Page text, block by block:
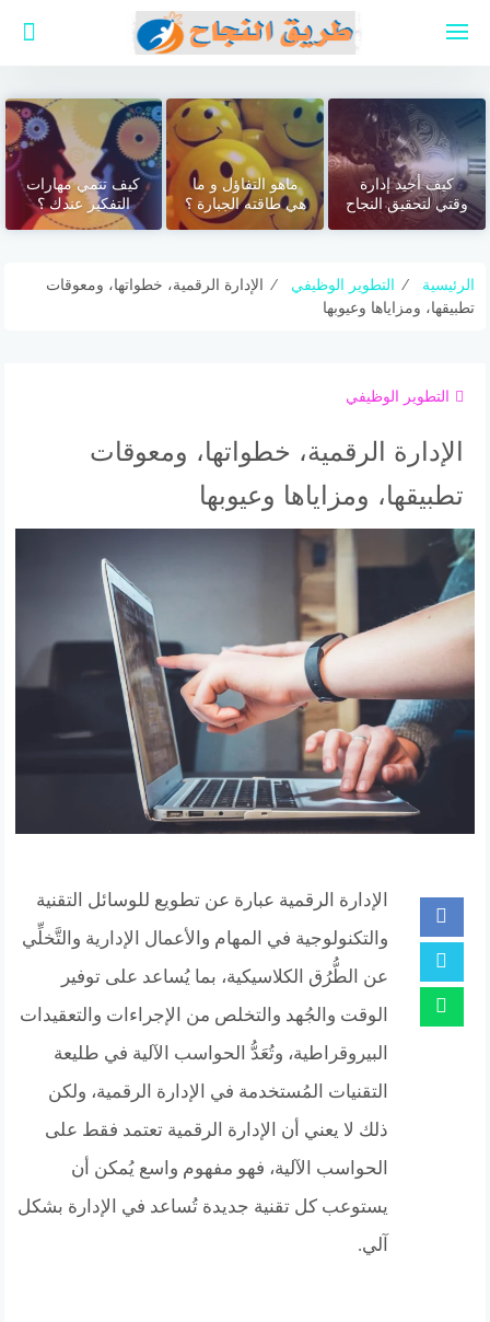
كيف أجيد إدارة
وقتي لتحقيق النجاح
ماهو التفاؤل و ما
هي طاقته الجبارة ؟
كيف تنمي مهارات
التفكير عندك ؟
الرئيسية ⁄ التطوير الوظيفي ⁄ الإدارة الرقمية، خطواتها، ومعوقات
تطبيقها، ومزاياها وعيوبها
التطوير الوظيفي
الإدارة الرقمية، خطواتها، ومعوقات
تطبيقها، ومزاياها وعيوبها
الإدارة الرقمية عبارة عن تطويع للوسائل التقنية
والتكنولوجية في المهام والأعمال الإدارية والتَّخلِّي
عن الطُّرُق الكلاسيكية، بما يُساعد على توفير
الوقت والجُهد والتخلص من الإجراءات والتعقيدات
البيروقراطية، وتُعَدُّ الحواسب الآلية في طليعة
التقنيات المُستخدمة في الإدارة الرقمية، ولكن
ذلك لا يعني أن الإدارة الرقمية تعتمد فقط على
الحواسب الآلية، فهو مفهوم واسع يُمكن أن
يستوعب كل تقنية جديدة تُساعد في الإدارة بشكل
آلي.